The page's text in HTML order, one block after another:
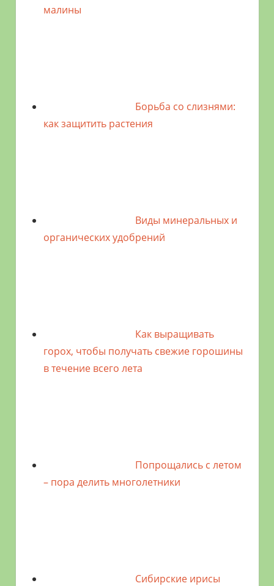
малины
Борьба со слизнями:
как защитить растения
Виды минеральных и
органических удобрений
Как выращивать
горох, чтобы получать свежие горошины
в течение всего лета
Попрощались с летом
– пора делить многолетники
Сибирские ирисы